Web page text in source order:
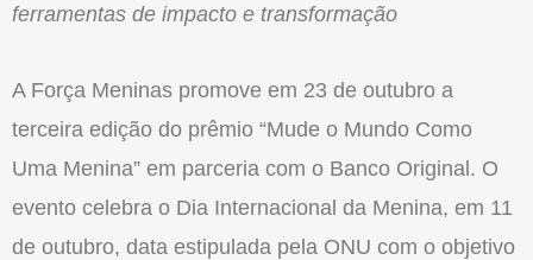
ferramentas de impacto e transformação
A Força Meninas promove em 23 de outubro a
terceira edição do prêmio “Mude o Mundo Como
Uma Menina” em parceria com o Banco Original. O
evento celebra o Dia Internacional da Menina, em 11
de outubro, data estipulada pela ONU com o objetivo